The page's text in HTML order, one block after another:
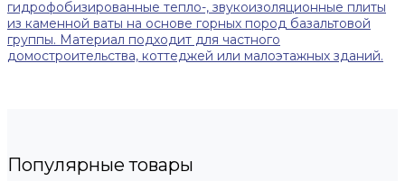
гидрофобизированные тепло-, звукоизоляционные плиты
из каменной ваты на основе горных пород базальтовой
группы. Материал подходит для частного
домостроительства, коттеджей или малоэтажных зданий.
Популярные товары